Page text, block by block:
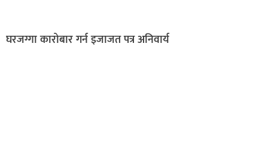
घरजग्गा कारोबार गर्न इजाजत पत्र अनिवार्य